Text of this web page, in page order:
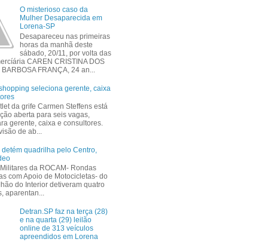
O misterioso caso da
Mulher Desaparecida em
Lorena-SP
Desapareceu nas primeiras
horas da manhã deste
sábado, 20/11, por volta das
CAREN CRISTINA DOS
FRANÇA, 24 an...
seleciona gerente, caixa
da grife Carmen Steffens está
aberta para seis vagas,
gerente, caixa e consultores.
de ab...
detém quadrilha pelo Centro,
da ROCAM- Rondas
com Apoio de Motocicletas- do
do Interior detiveram quatro
aparentan...
Detran.SP faz na terça (28)
e na quarta (29) leilão
online de 313 veículos
apreendidos em Lorena